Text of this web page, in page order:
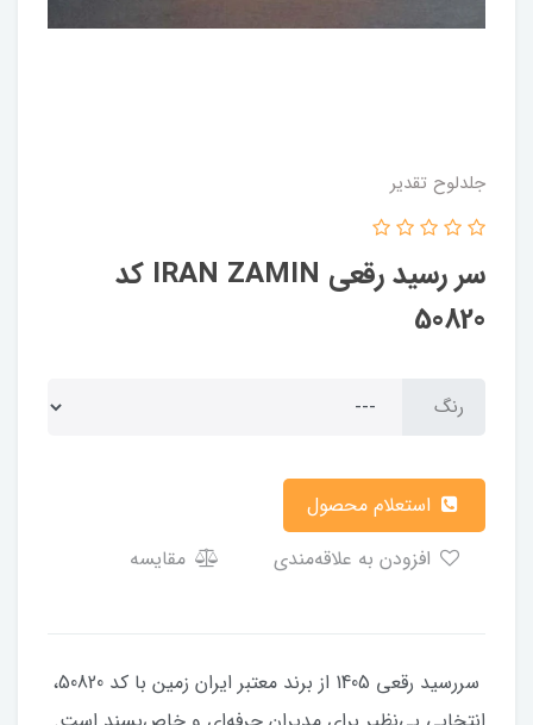
جلدلوح تقدیر
سر رسید رقعی IRAN ZAMIN کد
50820
رنگ
مقایسه
سررسید رقعی 1405 از برند معتبر ایران زمین با کد 50820،